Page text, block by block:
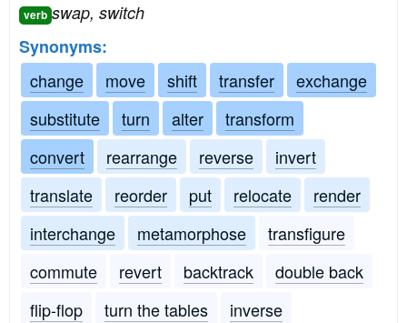
verb swap, switch
Synonyms:
change
move shift transfer
exchange
substitute
turn alter
transform
convert
rearrange reverse
invert
translate
reorder put relocate
render
interchange
metamorphose
transfigure
commute
revert backtrack
double back
flip-flop
turn the tables
inverse